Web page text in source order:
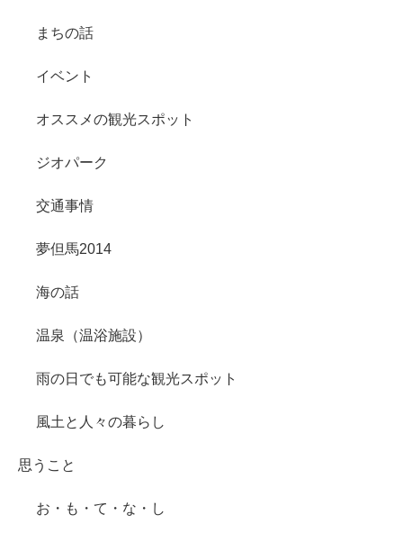
まちの話
イベント
オススメの観光スポット
ジオパーク
交通事情
夢但馬2014
海の話
温泉（温浴施設）
雨の日でも可能な観光スポット
風土と人々の暮らし
思うこと
お・も・て・な・し